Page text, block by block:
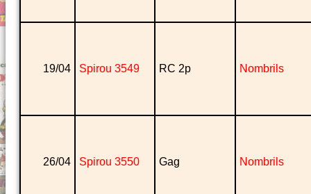
19/04 Spirou 3549 RC 2p Nombrils
26/04 Spirou 3550 Gag Nombrils